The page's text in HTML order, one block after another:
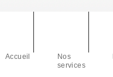
Accueil
Nos
services